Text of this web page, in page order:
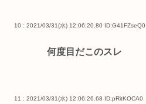
10 : 2021/03/31(水) 12:06:20.80 ID:G41FZseQ0
何度目だこのスレ
11 : 2021/03/31(水) 12:06:26.68 ID:pRitKOCA0